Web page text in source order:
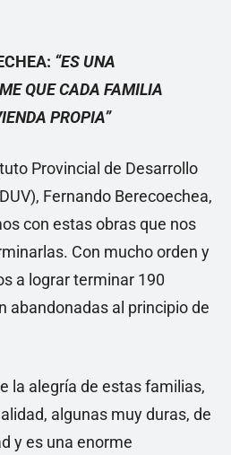
“ES UNA
QUE CADA FAMILIA
PROPIA”
Provincial de Desarrollo
Fernando Berecoechea,
con estas obras que nos
Con mucho orden y
a lograr terminar 190
abandonadas al principio de
la alegría de estas familias,
algunas muy duras, de
y es una enorme